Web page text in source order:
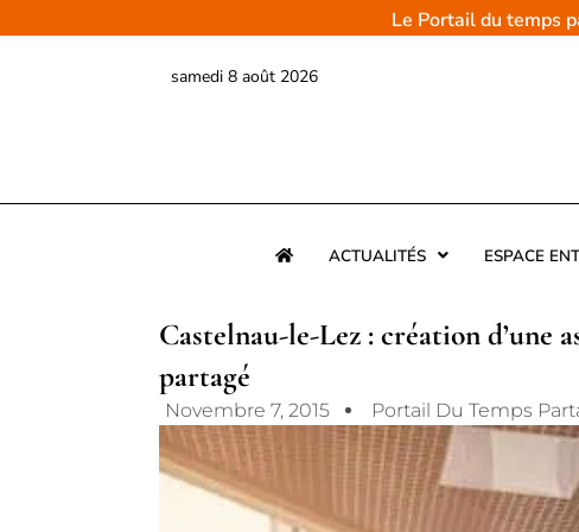
au
Le Portail du temps
samedi 8 août 2026
ACTUALITÉS ESPACE
Castelnau-le-Lez : création d’une
partagé
Novembre 7, 2015 Portail Du Temps